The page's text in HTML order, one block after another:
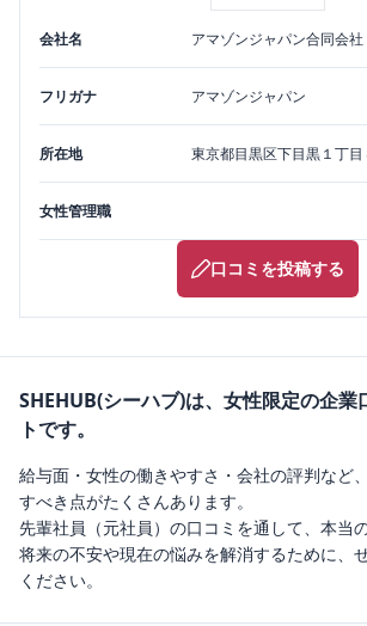
会社名 アマゾンジャパン合同会社
フリガナ アマゾンジャパン
所在地 東京都目黒区下目黒１丁
女性管理職
口コミを投稿する
SHEHUB(シーハブ)は、女性限定の企業
トです。
給与面・女性の働きやすさ・会社の評判など
すべき点がたくさんあります。
先輩社員（元社員）の口コミを通して、本当
将来の不安や現在の悩みを解消するために、
ください。